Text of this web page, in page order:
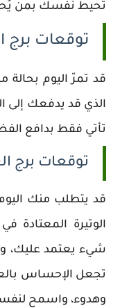
تحيط نفسك بمن
توقعات برج
قد تمرّ اليوم بحالة
الذي قد يدفعك إلى
تأتي فقط بدافع
توقعات برج
قد يتطلب منك
الوتيرة المعتادة
شيء يعتمد عليك،
تجعل الإحساس
وهدوء، واسمح